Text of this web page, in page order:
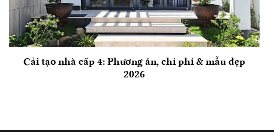
Cải tạo nhà cấp 4: Phương án, chi phí & mẫu đẹp
2026